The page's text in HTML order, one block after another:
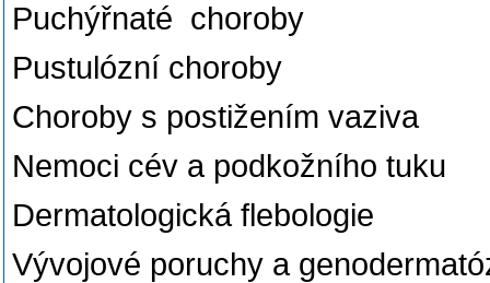
Puchýřnaté choroby
Pustulózní choroby
Choroby s postižením vaziva
Nemoci cév a podkožního tuku
Dermatologická flebologie
Vývojové poruchy a